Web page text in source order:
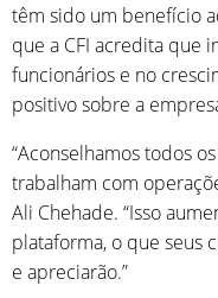
têm sido um benefício
que a CFI acredita que
funcionários e no
positivo sobre a
“Aconselhamos todos
trabalham com
Ali Chehade. “Isso
plataforma, o que seus
e apreciarão.”